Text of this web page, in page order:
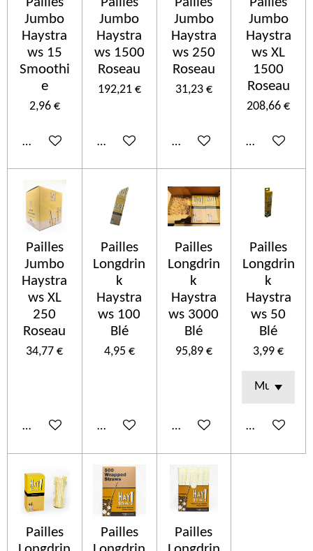
Jumbo
Haystra
ws 15
Smoothi
e
2,96 €
Añadir al carrito
Jumbo
Haystra
ws 1500
Roseau
192,21 €
Añadir al carrito
Jumbo
Haystra
ws 250
Roseau
31,23 €
Añadir al carrito
Jumbo
Haystra
ws XL
1500
Roseau
208,66 €
Añadir al
Pailles
Jumbo
Haystra
ws XL
250
Roseau
34,77 €
Añadir al carrito
Pailles
Longdrin
k
Haystra
ws 100
Blé
4,95 €
Añadir al carrito
Pailles
Longdrin
k
Haystra
ws 3000
Blé
95,89 €
Añadir al carrito
Pailles
Longdrin
k
Haystra
ws 50
Blé
3,99 €
Añadir al
Pailles
Pailles
Pailles